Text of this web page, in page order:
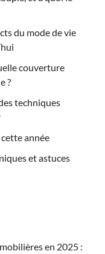
du mode de vie
couverture
?
techniques
année
et astuces
en 2025 :